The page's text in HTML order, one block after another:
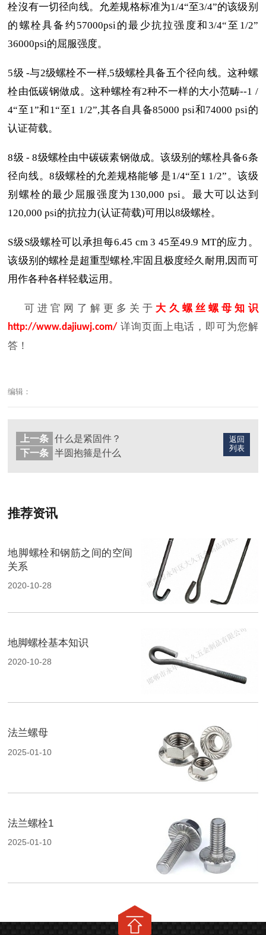
栓沒有一切径向线。允差规格标准为1/4“至3/4”的该级别
的螺栓具备约57000psi的最少抗拉强度和3/4“至1/2”
36000psi的屈服强度。
5级 -与2级螺栓不一样,5级螺栓具备五个径向线。这种螺
栓由低碳钢做成。这种螺栓有2种不一样的大小范畴--1 /
4“至1”和1“至1 1/2”,其各自具备85000 psi和74000 psi的
认证荷载。
8级 - 8级螺栓由中碳碳素钢做成。该级别的螺栓具备6条
径向线。8级螺栓的允差规格能够 是1/4“至1 1/2”。该级
别螺栓的最少屈服强度为130,000 psi。最大可以达到
120,000 psi的抗拉力(认证荷载)可用以8级螺栓。
S级S级螺栓可以承担每6.45 cm 3 45至49.9 MT的应力。
该级别的螺栓是超重型螺栓,牢固且极度经久耐用,因而可
用作各种各样轻载运用。
可进官网了解更多关于 大久螺丝螺母知识
http://www.dajiuwj.com/ 详询页面上电话，即可为您解
答！
编辑：
返回
列表
上一条
什么是紧固件？
下一条
半圆抱箍是什么
推荐资讯
地脚螺栓和钢筋之间的空间
关系
2020-10-28
地脚螺栓基本知识
2020-10-28
法兰螺母
2025-01-10
法兰螺栓1
2025-01-10